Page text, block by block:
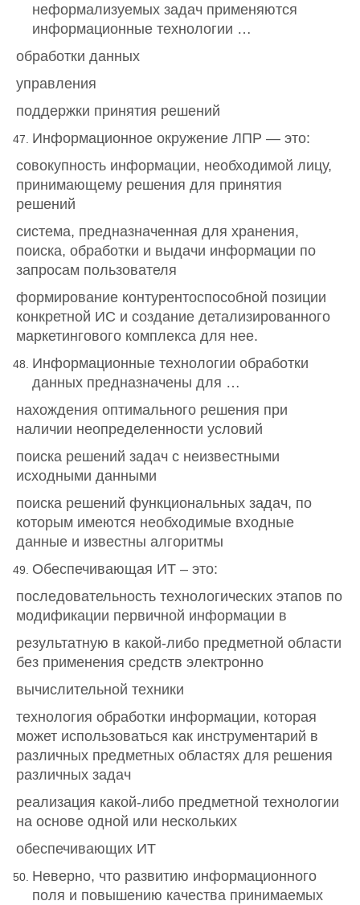
неформализуемых задач применяются
информационные технологии …
обработки данных
управления
поддержки принятия решений
Информационное окружение ЛПР — это:
совокупность информации, необходимой лицу,
принимающему решения для принятия
решений
система, предназначенная для хранения,
поиска, обработки и выдачи информации по
запросам пользователя
формирование контурентоспособной позиции
конкретной ИС и создание детализированного
маркетингового комплекса для нее.
Информационные технологии обработки
данных предназначены для …
нахождения оптимального решения при
наличии неопределенности условий
поиска решений задач с неизвестными
исходными данными
поиска решений функциональных задач, по
которым имеются необходимые входные
данные и известны алгоритмы
Обеспечивающая ИТ – это:
последовательность технологических этапов по
модификации первичной информации в
результатную в какой-либо предметной области
без применения средств электронно
вычислительной техники
технология обработки информации, которая
может использоваться как инструментарий в
различных предметных областях для решения
различных задач
реализация какой-либо предметной технологии
на основе одной или нескольких
обеспечивающих ИТ
Неверно, что развитию информационного
поля и повышению качества принимаемых